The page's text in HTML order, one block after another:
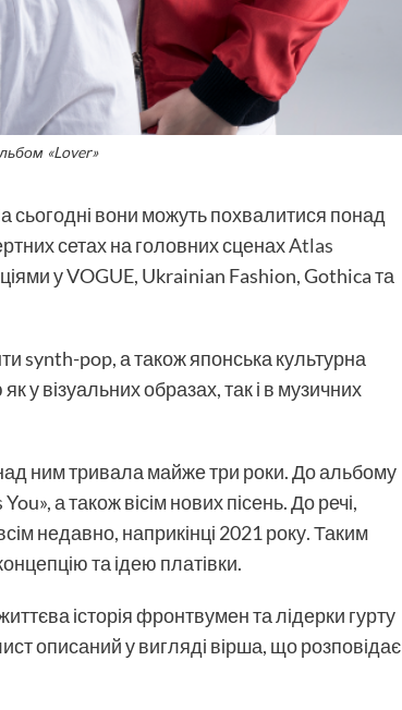
«Lover»
сьогодні вони можуть похвалитися понад
сетах на головних сценахAtlas
у VOGUE, Ukrainian Fashion, Gothica та
synth-pop, а також японська культурна
у візуальних образах, так і в музичних
ним тривала майже три роки. До альбому
а також вісім нових пісень. До речі,
недавно, наприкінці 2021 року. Таким
та ідею платівки.
історія фронтвумен та лідерки гурту
описаний у вигляді вірша, що розповідає